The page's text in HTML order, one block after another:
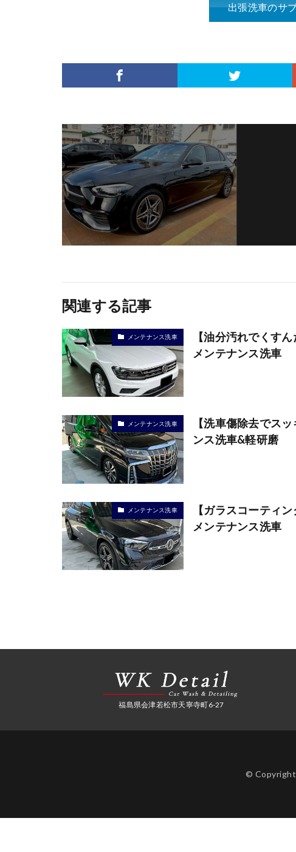
出張洗車のサ
関連する記事
メンテナンス洗車
【油分汚れでくす
メンテナンス洗車
メンテナンス洗車
【洗車傷除去でス
ンス洗車&軽研磨
メンテナンス洗車
【ガラスコーティ
メンテナンス洗車
福島県会津若松市天寧寺町6-27
©